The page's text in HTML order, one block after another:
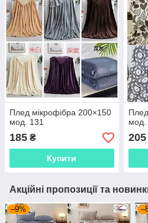
Плед мікрофібра 200×150
мод. 131
185 ₴
Купити
мод.
205
Акційні пропозиції та
–9%